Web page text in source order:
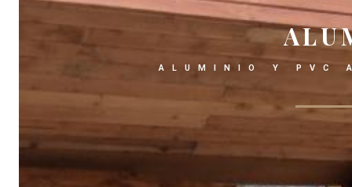
ALUMINIO Y PVC